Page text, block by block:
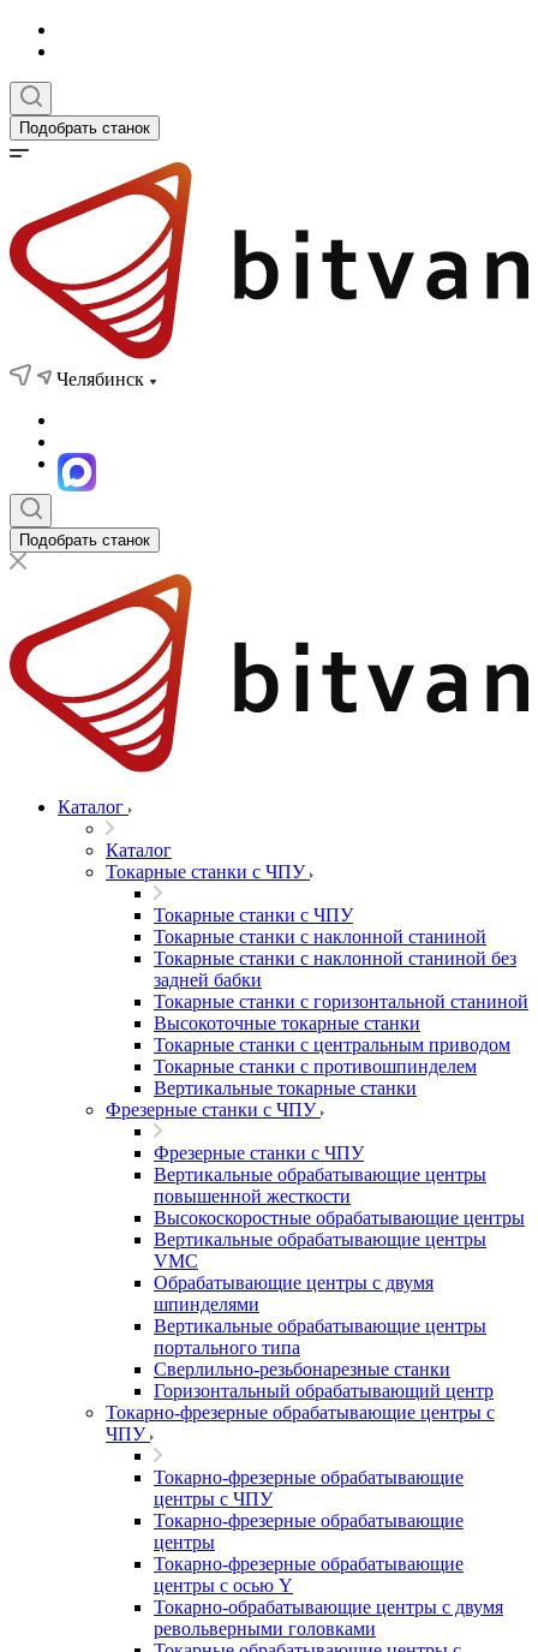
Подобрать станок
Челябинск
Подобрать станок
Каталог
Каталог
Токарные станки с ЧПУ
Токарные станки с ЧПУ
Токарные станки с наклонной станиной
Токарные станки с наклонной станиной без
задней бабки
Токарные станки с горизонтальной станиной
Высокоточные токарные станки
Токарные станки с центральным приводом
Токарные станки с противошпинделем
Вертикальные токарные станки
Фрезерные станки с ЧПУ
Фрезерные станки с ЧПУ
Вертикальные обрабатывающие центры
повышенной жесткости
Высокоскоростные обрабатывающие центры
Вертикальные обрабатывающие центры
VMC
Обрабатывающие центры с двумя
шпинделями
Вертикальные обрабатывающие центры
портального типа
Сверлильно-резьбонарезные станки
Горизонтальный обрабатывающий центр
Токарно-фрезерные обрабатывающие центры с
ЧПУ
Токарно-фрезерные обрабатывающие
центры с ЧПУ
Токарно-фрезерные обрабатывающие
центры
Токарно-фрезерные обрабатывающие
центры с осью Y
Токарно-обрабатывающие центры c двумя
револьверными головками